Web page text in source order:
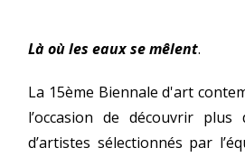
Là où les eaux se mêlent.
La 15ème Biennale d'art
l’occasion de découvrir plus
d’artistes sélectionnés par